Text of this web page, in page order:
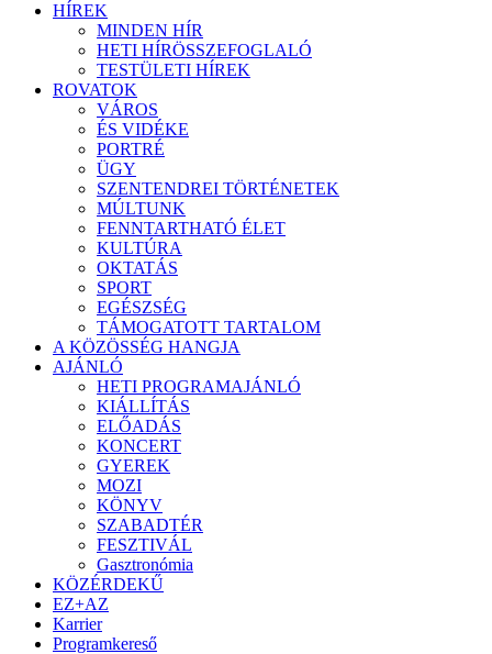
HÍREK
MINDEN HÍR
HETI HÍRÖSSZEFOGLALÓ
TESTÜLETI HÍREK
ROVATOK
VÁROS
ÉS VIDÉKE
PORTRÉ
ÜGY
SZENTENDREI TÖRTÉNETEK
MÚLTUNK
FENNTARTHATÓ ÉLET
KULTÚRA
OKTATÁS
SPORT
EGÉSZSÉG
TÁMOGATOTT TARTALOM
A KÖZÖSSÉG HANGJA
AJÁNLÓ
HETI PROGRAMAJÁNLÓ
KIÁLLÍTÁS
ELŐADÁS
KONCERT
GYEREK
MOZI
KÖNYV
SZABADTÉR
FESZTIVÁL
Gasztronómia
KÖZÉRDEKŰ
EZ+AZ
Karrier
Programkereső